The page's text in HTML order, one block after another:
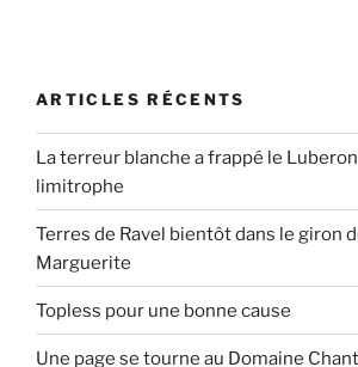
ARTICLES RÉCENTS
La terreur blanche a frappé le
limitrophe
Terres de Ravel bientôt dans le giron
Marguerite
Topless pour une bonne cause
Une page se tourne au Domaine